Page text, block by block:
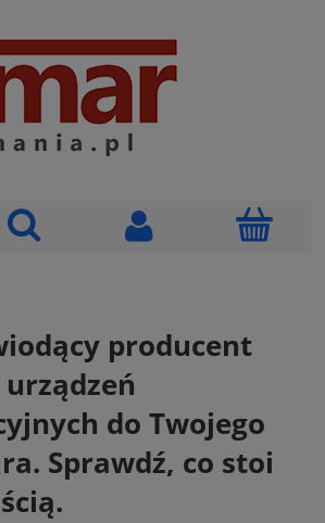
producent
do Twojego
Sprawdź, co stoi